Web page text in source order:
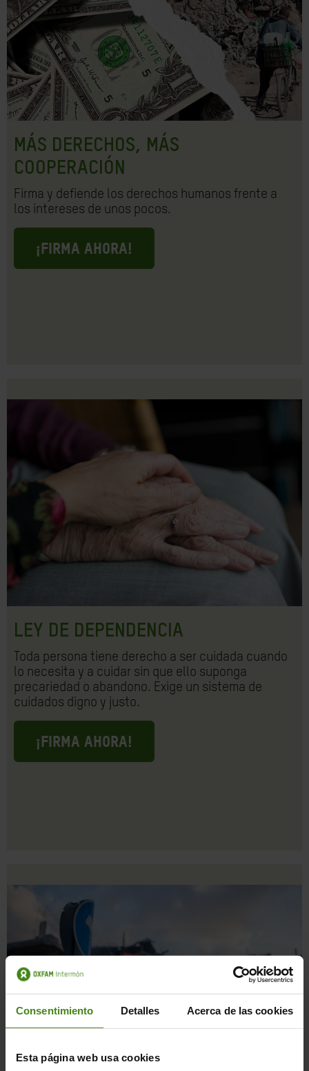
Consentimiento Detalles Acerca de las cookies
Esta página web usa cookies
MÁS DERECHOS, MÁS
COOPERACIÓN
Firma y defiende los derechos humanos frente a
los intereses de unos pocos.
¡FIRMA AHORA!
LEY DE DEPENDENCIA
Toda persona tiene derecho a ser cuidada cuando
lo necesita y a cuidar sin que ello suponga
precariedad o abandono. Exige un sistema de
cuidados digno y justo.
¡FIRMA AHORA!